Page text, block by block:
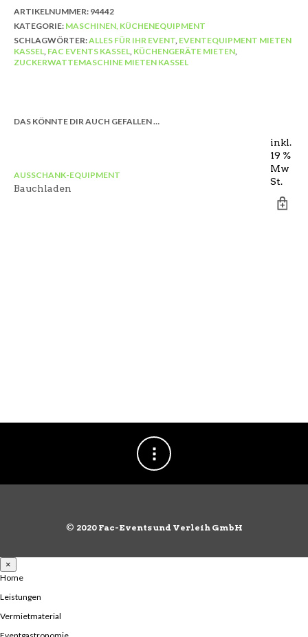
ARTIKELNUMMER: 94442
KATEGORIE: MASCHINEN, KÜCHENEQUIPMENT
SCHLAGWÖRTER:ALLES FÜR IHR EVENT, EVENTEQUIPMENT MIETEN
KASSEL, FAC EVENTS KASSEL, KÜCHENGERÄTE MIETEN,
ZUCKERWATTEMASCHINE MIETEN KASSEL
DAS KÖNNTE DIR AUCH GEFALLEN …
inkl.
19 %
Mw
St.
AUSSCHANK-EQUIPMENT
Bauchladen
© 2020 Fac-Events und Verleih GmbH
×
Home
Leistungen
Vermietmaterial